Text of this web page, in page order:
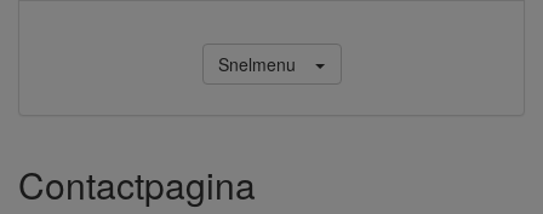
Snelmenu
Contactpagina